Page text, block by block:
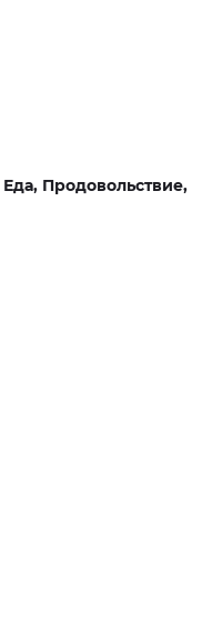
Еда, Продовольствие,